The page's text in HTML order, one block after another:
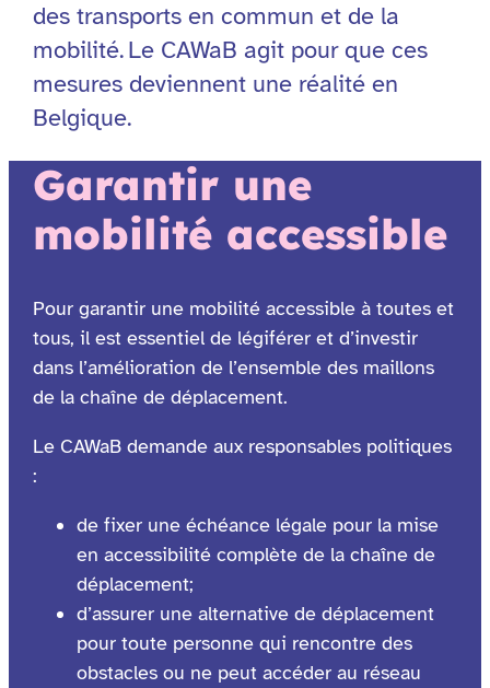
des transports en commun et de la
mobilité. Le CAWaB agit pour que ces
mesures deviennent une réalité en
Belgique.
Garantir une
mobilité accessible
Pour garantir une mobilité accessible à toutes et
tous, il est essentiel de légiférer et d’investir
dans l’amélioration de l’ensemble des maillons
de la chaîne de déplacement.
Le CAWaB demande aux responsables politiques
:
de fixer une échéance légale pour la mise
en accessibilité complète de la chaîne de
déplacement;
d’assurer une alternative de déplacement
pour toute personne qui rencontre des
obstacles ou ne peut accéder au réseau